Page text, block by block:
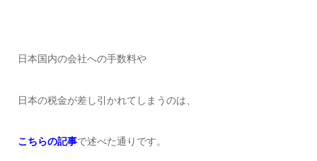
日本国内の会社への手数料や
日本の税金が差し引かれてしまうのは、
こちらの記事で述べた通りです。